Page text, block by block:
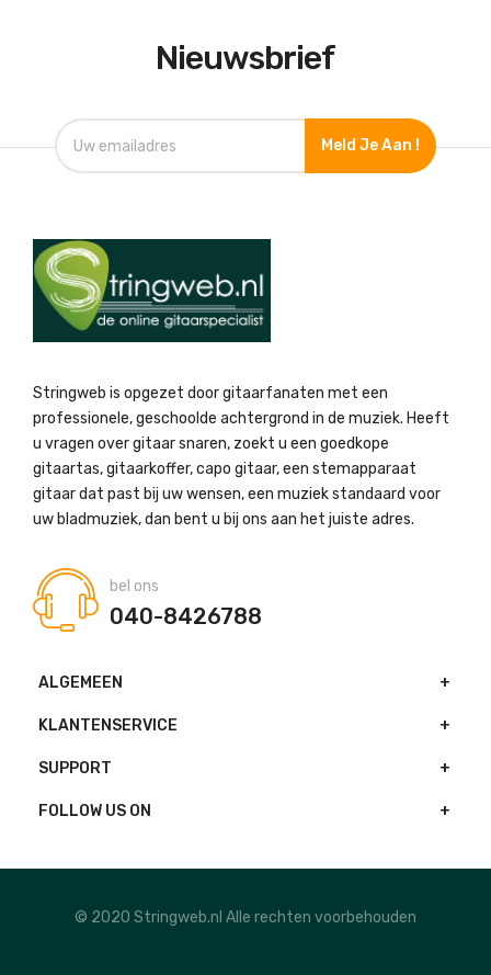
Nieuwsbrief
Meld Je Aan !
Stringweb is opgezet door gitaarfanaten met een
professionele, geschoolde achtergrond in de muziek. Heeft
u vragen over gitaar snaren, zoekt u een goedkope
gitaartas, gitaarkoffer, capo gitaar, een stemapparaat
gitaar dat past bij uw wensen, een muziek standaard voor
uw bladmuziek, dan bent u bij ons aan het juiste adres.
bel ons
040-8426788
ALGEMEEN
KLANTENSERVICE
SUPPORT
FOLLOW US ON
© 2020 Stringweb.nl Alle rechten voorbehouden